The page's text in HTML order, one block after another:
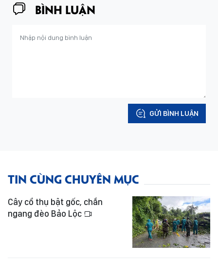
BÌNH LUẬN
GỬI BÌNH LUẬN
TIN CÙNG CHUYÊN MỤC
Cây cổ thụ bật gốc, chắn
ngang đèo Bảo Lộc